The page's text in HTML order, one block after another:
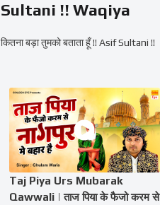
Sultani !! Waqiya
कितना बड़ा तुमको बताता हूँ !! Asif Sultani !!
Taj Piya Urs Mubarak
Qawwali | ताज पिया के फैजो करम से